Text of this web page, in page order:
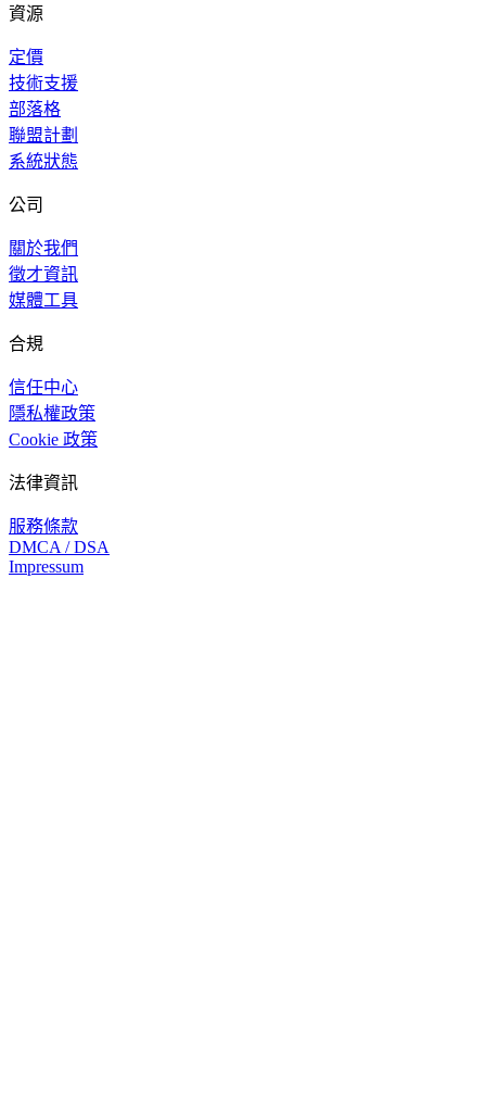
資源
定價
技術支援
部落格
聯盟計劃
系統狀態
公司
關於我們
徵才資訊
媒體工具
合規
信任中心
隱私權政策
Cookie 政策
法律資訊
服務條款
DMCA / DSA
Impressum